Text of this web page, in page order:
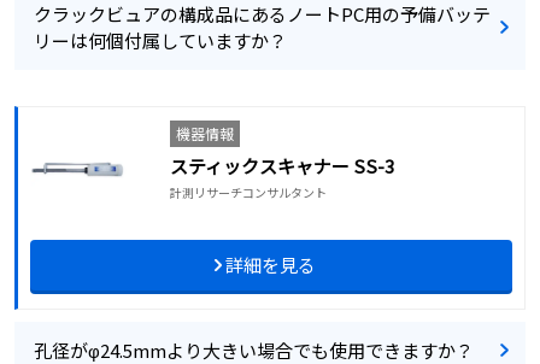
クラックビュアの構成品にあるノートPC用の予備バッテ
リーは何個付属していますか？
機器情報
スティックスキャナー SS-3
計測リサーチコンサルタント
詳細を見る
孔径がφ24.5mmより大きい場合でも使用できますか？